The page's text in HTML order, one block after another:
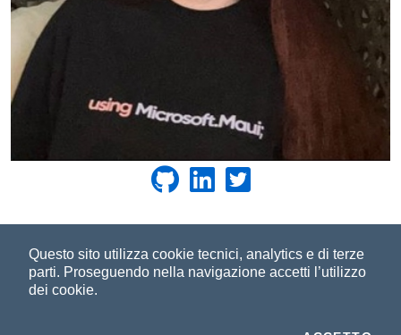
Questo sito utilizza cookie tecnici, analytics e di terze
parti. Proseguendo nella navigazione accetti l’utilizzo
dei cookie.
©2023-2026Improoveby Managed Designs S.r.l. Tutti i
diritti riservati. - Partita IVA 04358780965 |Note legali|